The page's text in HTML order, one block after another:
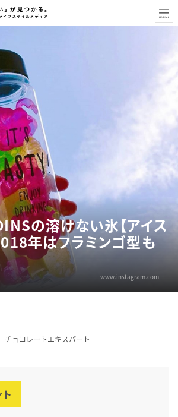
の溶けない氷【アイス
年はフラミンゴ型も
www.instagram.com
チョコレートエキスパート